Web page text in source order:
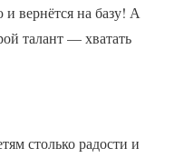
вернётся на базу! А
талант — хватать
столько радости и